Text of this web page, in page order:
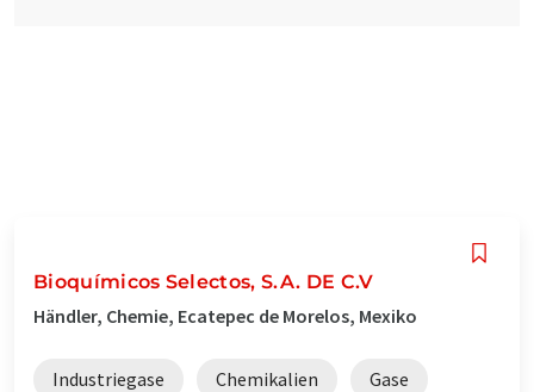
Bioquímicos Selectos, S.A. DE C.V
Händler, Chemie, Ecatepec de Morelos, Mexiko
Industriegase Chemikalien Gase